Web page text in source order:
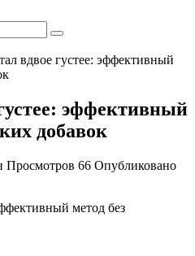
вдвое густее: эффективный
эффективный
добавок
Просмотров 66 Опубликовано